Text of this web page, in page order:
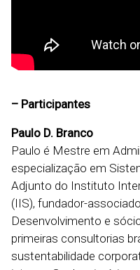
– Participantes
Paulo D. Branco
Paulo é Mestre em
especialização em
Adjunto do Instituto
(IIS), fundador-
Desenvolvimento e
primeiras consultorias
sustentabilidade